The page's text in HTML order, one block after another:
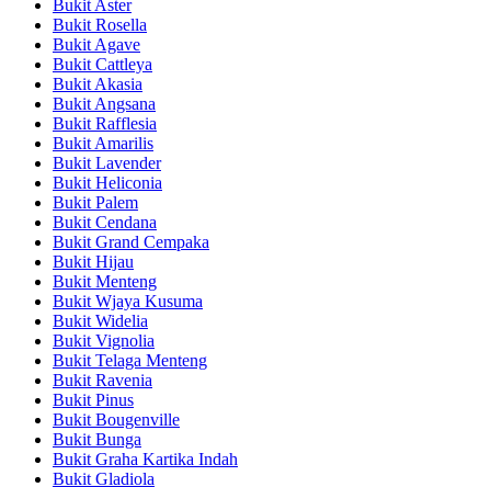
Bukit Aster
Bukit Rosella
Bukit Agave
Bukit Cattleya
Bukit Akasia
Bukit Angsana
Bukit Rafflesia
Bukit Amarilis
Bukit Lavender
Bukit Heliconia
Bukit Palem
Bukit Cendana
Bukit Grand Cempaka
Bukit Hijau
Bukit Menteng
Bukit Wjaya Kusuma
Bukit Widelia
Bukit Vignolia
Bukit Telaga Menteng
Bukit Ravenia
Bukit Pinus
Bukit Bougenville
Bukit Bunga
Bukit Graha Kartika Indah
Bukit Gladiola